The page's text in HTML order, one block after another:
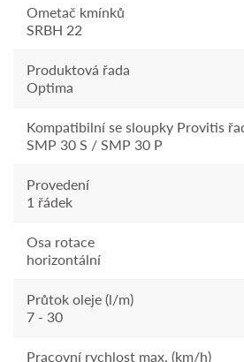
Ometač kmínků
SRBH 22
Produktová řada
Optima
Kompatibilní se sloupky Provitis
SMP 30 S / SMP 30 P
Provedení
1 řádek
Osa rotace
horizontální
Průtok oleje (l/m)
7 - 30
Pracovní rychlost max. (km/h)